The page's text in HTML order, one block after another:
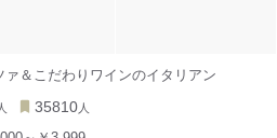
＆こだわりワインのイタリアン
人 35810 人